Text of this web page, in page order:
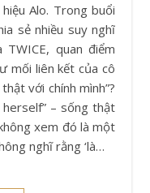
Alo. Trong buổi
sẻ nhiều suy nghĩ
quan điểm
mối liên kết của cô
với chính mình”?
– sống thật
xem đó là một
nghĩ rằng ‘là…